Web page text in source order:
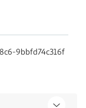
9bbfd74c316f